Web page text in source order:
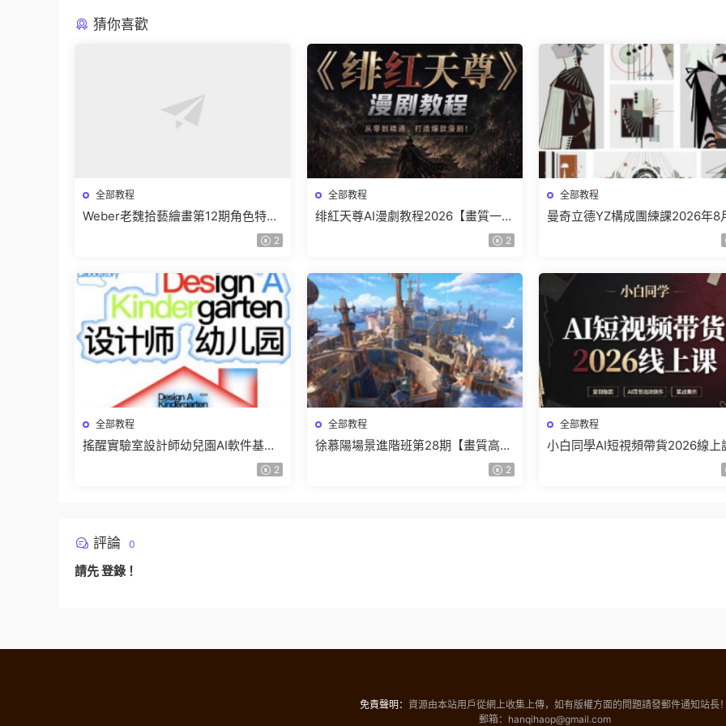
猜你喜歡
全部教程
Weber老魏拾藝繪畫第12期角色特訓
2
全部教程
绯紅天尊AI漫劇教程2026【畫質一般
2
全部教程
曼奇立德YZ構成團練課2026年8
全部教程
搖醒實驗室設計師幼兒園AI軟件基礎
2
全部教程
徐慕陽場景進階班第28期【畫質高清
2
全部教程
小白同學AI短視頻帶貨2026線上
評論 0
請先登錄 ！
免責聲明： 資源由本站用戶從網上收集上傳，如有版權方面的問題請發郵件通知站長
郵箱：hanqihaop@gmail.com